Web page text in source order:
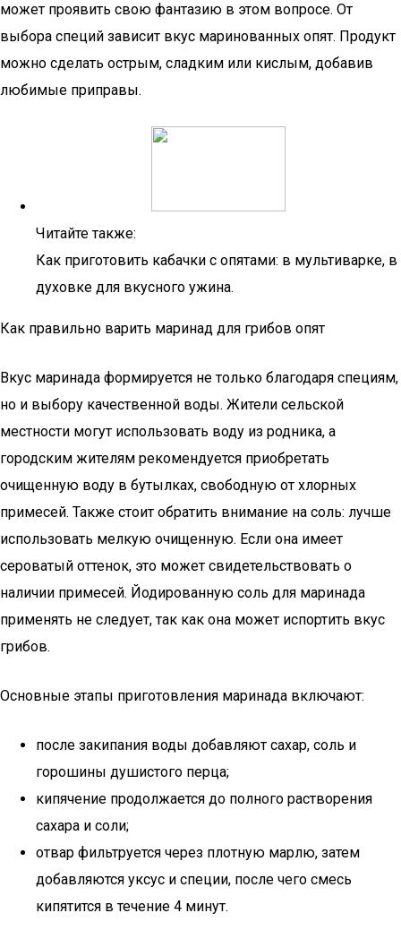
может проявить свою фантазию в этом вопросе. От
выбора специй зависит вкус маринованных опят. Продукт
можно сделать острым, сладким или кислым, добавив
любимые приправы.
Читайте также:
Как приготовить кабачки с опятами: в мультиварке, в
духовке для вкусного ужина.
Как правильно варить маринад для грибов опят
Вкус маринада формируется не только благодаря специям,
но и выбору качественной воды. Жители сельской
местности могут использовать воду из родника, а
городским жителям рекомендуется приобретать
очищенную воду в бутылках, свободную от хлорных
примесей. Также стоит обратить внимание на соль: лучше
использовать мелкую очищенную. Если она имеет
сероватый оттенок, это может свидетельствовать о
наличии примесей. Йодированную соль для маринада
применять не следует, так как она может испортить вкус
грибов.
Основные этапы приготовления маринада включают:
после закипания воды добавляют сахар, соль и
горошины душистого перца;
кипячение продолжается до полного растворения
сахара и соли;
отвар фильтруется через плотную марлю, затем
добавляются уксус и специи, после чего смесь
кипятится в течение 4 минут.